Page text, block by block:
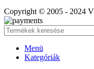
Copyright © 2005 - 2024
Menü
Kategóriák